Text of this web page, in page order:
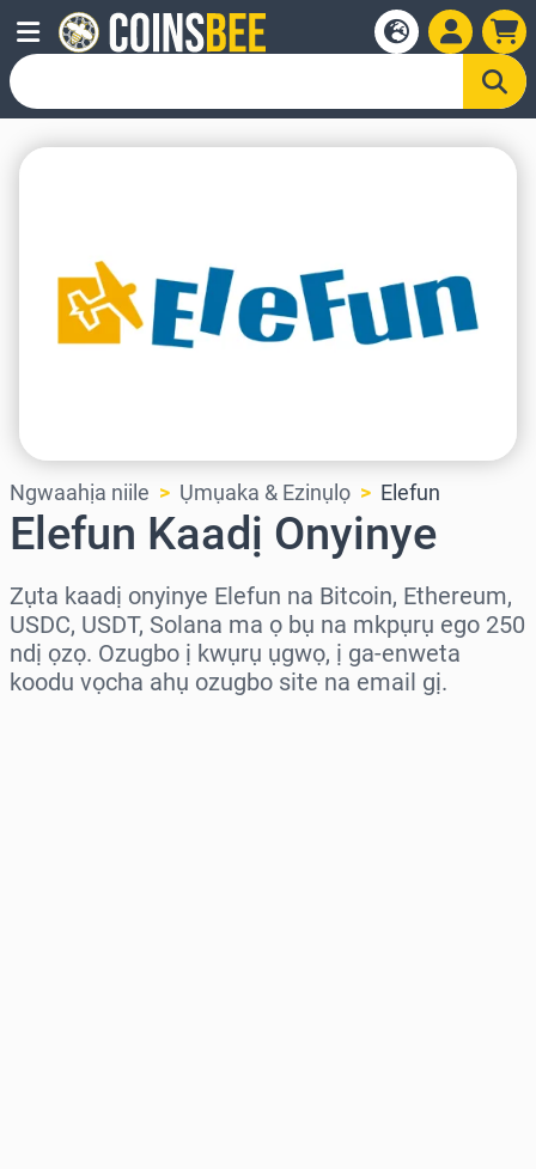
Ngwaahịa niile Ụmụaka & Ezinụlọ Elefun
Elefun Kaadị Onyinye
Zụta kaadị onyinye Elefun na Bitcoin, Ethereum,
USDC, USDT, Solana ma ọ bụ na mkpụrụ ego 250
ndị ọzọ. Ozugbo ị kwụrụ ụgwọ, ị ga-enweta
koodu vọcha ahụ ozugbo site na email gị.